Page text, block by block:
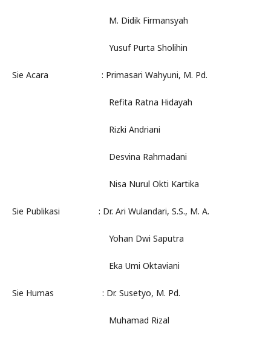
M. Didik Firmansyah
Yusuf Purta Sholihin
Sie Acara : Primasari Wahyuni, M. Pd.
Refita Ratna Hidayah
Rizki Andriani
Desvina Rahmadani
Nisa Nurul Okti Kartika
Sie Publikasi : Dr. Ari Wulandari, S.S., M. A.
Yohan Dwi Saputra
Eka Umi Oktaviani
Sie Humas : Dr. Susetyo, M. Pd.
Muhamad Rizal